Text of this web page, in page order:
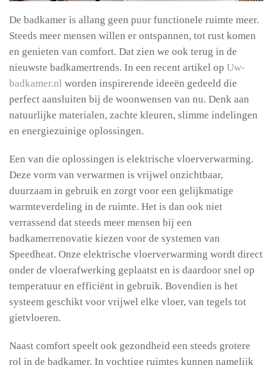
De badkamer is allang geen puur functionele ruimte meer.
Steeds meer mensen willen er ontspannen, tot rust komen
en genieten van comfort. Dat zien we ook terug in de
nieuwste badkamertrends. In een recent artikel op Uw-
badkamer.nl worden inspirerende ideeën gedeeld die
perfect aansluiten bij de woonwensen van nu. Denk aan
natuurlijke materialen, zachte kleuren, slimme indelingen
en energiezuinige oplossingen.
Een van die oplossingen is elektrische vloerverwarming.
Deze vorm van verwarmen is vrijwel onzichtbaar,
duurzaam in gebruik en zorgt voor een gelijkmatige
warmteverdeling in de ruimte. Het is dan ook niet
verrassend dat steeds meer mensen bij een
badkamerrenovatie kiezen voor de systemen van
Speedheat. Onze elektrische vloerverwarming wordt direct
onder de vloerafwerking geplaatst en is daardoor snel op
temperatuur en efficiënt in gebruik. Bovendien is het
systeem geschikt voor vrijwel elke vloer, van tegels tot
gietvloeren.
Naast comfort speelt ook gezondheid een steeds grotere
rol in de badkamer. In vochtige ruimtes kunnen namelijk